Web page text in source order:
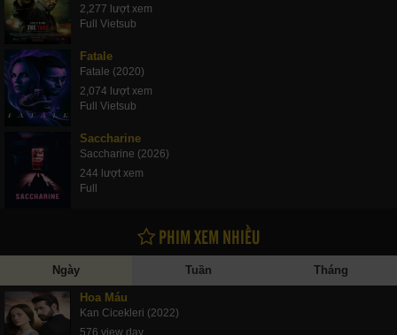
2,277 lượt xem
Full Vietsub
Fatale
Fatale (2020)
2,074 lượt xem
Full Vietsub
Saccharine
Saccharine (2026)
244 lượt xem
Full
PHIM XEM NHIỀU
Ngày Tuần Tháng
Hoa Máu
Kan Cicekleri (2022)
576 view day